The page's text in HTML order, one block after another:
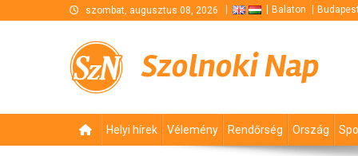
szombat, augusztus 08, 2026 Balaton
Szolnoki Nap
Helyi hírek Vélemény Rendőrség Ország